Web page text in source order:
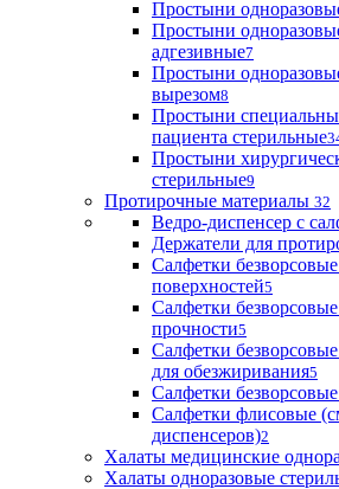
Простыни
Простыни
адгезивные7
Простыни
вырезом8
Простыни
пациента стерильные
Простыни
стерильные9
Протирочные материалы 32
Ведро-диспенсер с
Держатели для
Салфетки
поверхностей5
Салфетки
прочности5
Салфетки
для обезжиривания5
Салфетки
Салфетки флисовые
диспенсеров)2
Халаты медицинские
Халаты одноразовые